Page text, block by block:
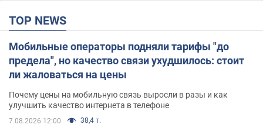
TOP NEWS
Мобильные операторы подняли тарифы "до
предела", но качество связи ухудшилось: стоит
ли жаловаться на цены
Почему цены на мобильную связь выросли в разы и как
улучшить качество интернета в телефоне
7.08.2026 12:00 38,4 т.